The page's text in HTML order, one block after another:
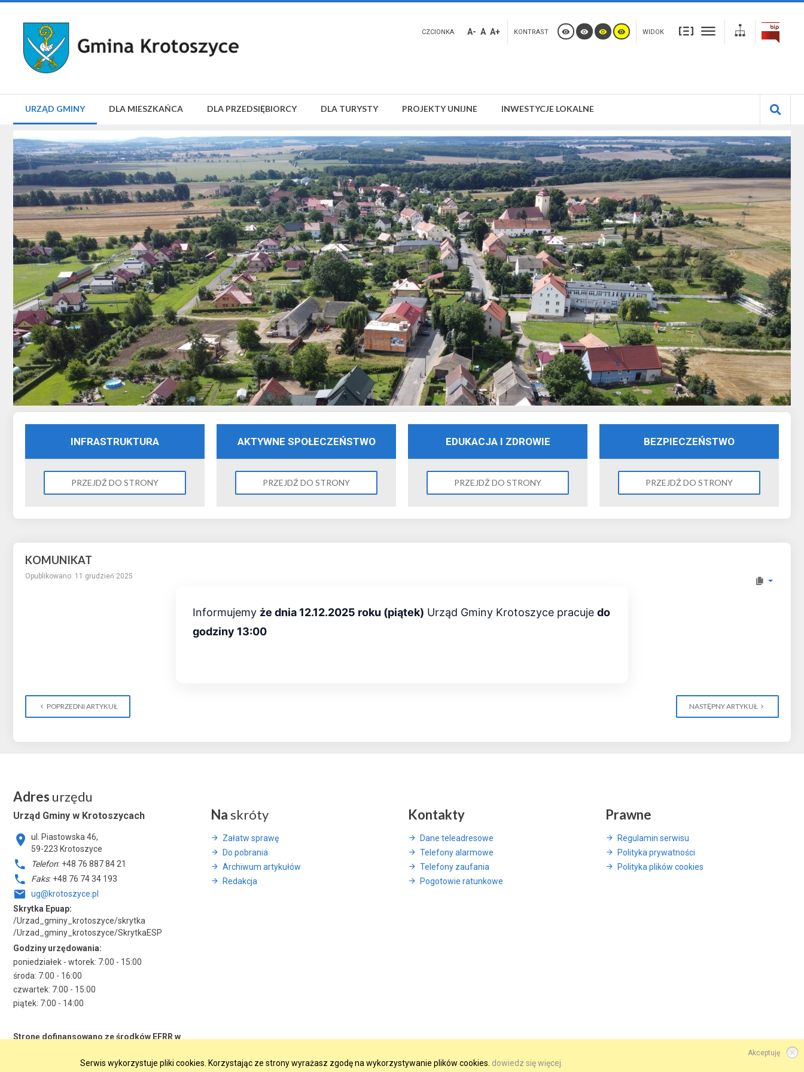
CZCIONKA A- A A+ KONTRAST WIDOK
URZĄD GMINY DLA MIESZKAŃCA DLA PRZEDSIĘBIORCY DLA TURYSTY PROJEKTY UNIJNE INWESTYCJE LOKALNE
INFRASTRUKTURA
PRZEJDŹ DO STRONY
AKTYWNE SPOŁECZEŃSTWO
PRZEJDŹ DO STRONY
EDUKACJA I ZDROWIE
PRZEJDŹ DO STRONY
BEZPIECZEŃSTWO
PRZEJDŹ DO STRONY
KOMUNIKAT
Opublikowano: 11 grudzień 2025
Informujemy że dnia 12.12.2025 roku (piątek) Urząd Gminy Krotoszyce pracuje do
godziny 13:00
POPRZEDNI ARTYKUŁ NASTĘPNY ARTYKUŁ
Adres urzędu
Urząd Gminy w Krotoszycach
ul. Piastowska 46,
59-223 Krotoszyce
Telefon: +48 76 887 84 21
Faks: +48 76 74 34 193
ug@krotoszyce.pl
Skrytka Epuap:
/Urzad_gminy_krotoszyce/skrytka
/Urzad_gminy_krotoszyce/SkrytkaESP
Godziny urzędowania:
poniedziałek - wtorek: 7:00 - 15:00
środa: 7:00 - 16:00
czwartek: 7:00 - 15:00
piątek: 7:00 - 14:00
Stronę dofinansowano ze środków EFRR w
Na skróty
Załatw sprawę
Do pobrania
Archiwum artykułów
Redakcja
Kontakty
Dane teleadresowe
Telefony alarmowe
Telefony zaufania
Pogotowie ratunkowe
Prawne
Regulamin serwisu
Polityka prywatności
Polityka plików cookies
Akceptuję
Serwis wykorzystuje pliki cookies. Korzystając ze strony wyrażasz zgodę na wykorzystywanie plików cookies. dowiedz się więcej.